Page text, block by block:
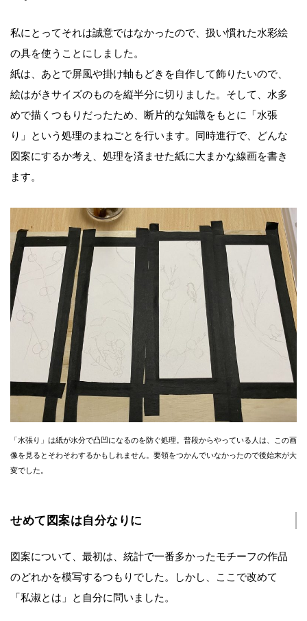
私にとってそれは誠意ではなかったので、扱い慣れた水彩絵
の具を使うことにしました。
紙は、あとで屏風や掛け軸もどきを自作して飾りたいので、
絵はがきサイズのものを縦半分に切りました。そして、水多
めで描くつもりだったため、断片的な知識をもとに「水張
り」という処理のまねごとを行います。同時進行で、どんな
図案にするか考え、処理を済ませた紙に大まかな線画を書き
ます。
「水張り」は紙が水分で凸凹になるのを防ぐ処理。普段からやっている人は、この画
像を見るとそわそわするかもしれません。要領をつかんでいなかったので後始末が大
変でした。
せめて図案は自分なりに
図案について、最初は、統計で一番多かったモチーフの作品
のどれかを模写するつもりでした。しかし、ここで改めて
「私淑とは」と自分に問いました。